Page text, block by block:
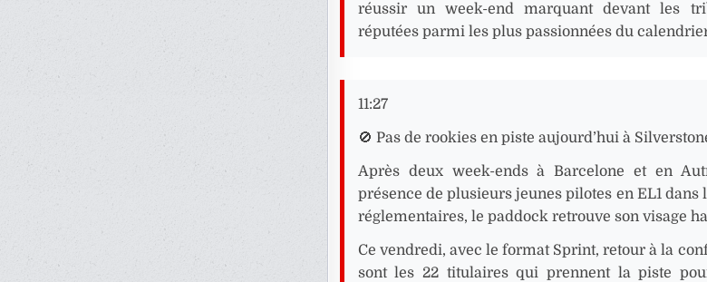
réussir un week-end marquant devant les
réputées parmi les plus passionnées du
11:27
🚫 Pas de rookies en piste aujourd’hui à
Après deux week-ends à Barcelone et en
présence de plusieurs jeunes pilotes en EL1 dans
réglementaires, le paddock retrouve son visage
Ce vendredi, avec le format Sprint, retour à la
sont les 22 titulaires qui prennent la piste